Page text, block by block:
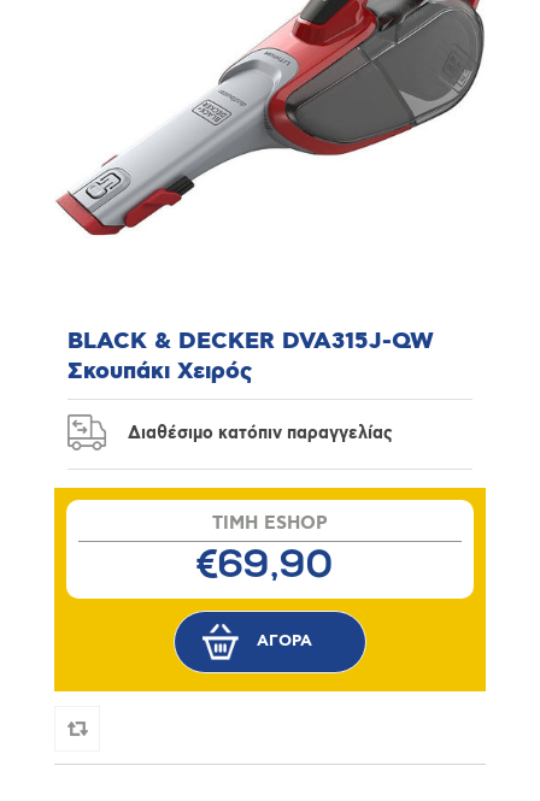
BLACK & DECKER DVA315J-QW
Σκουπάκι Χειρός
Διαθέσιμο κατόπιν παραγγελίας
TIMH ESHOP
€69,90